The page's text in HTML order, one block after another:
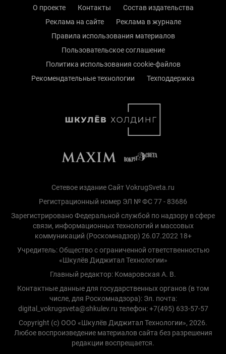
О проекте Контакты
Состав издательства
Реклама на сайте
Реклама в журнале
Правила использования материалов
Пользовательское соглашение
Политика использования cookie-файлов
Рекомендательные технологии
Техподдержка
Сетевое издание Сайт VokrugSveta.ru
Регистрационный номер ЭЛ № ФС 77 - 83686
Зарегистрировано Федеральной службой по надзору в сфере
связи, информационных технологий и массовых
коммуникаций (Роскомнадзор) 26.07.2022 18+
Учредитель: Общество с ограниченной ответственностью
«Шкулёв Диджитал Технологии»
Главный редактор: Комаровская А. В.
Контактные данные для государственных органов (в том
числе, для Роскомнадзора): Эл. почта:
digital_vokrugsveta@shkulev.ru телефон: +7(495) 633-57-57
Copyright (с) ООО «Шкулёв Диджитал Технологии», 2026.
Любое воспроизведение материалов сайта без разрешения
редакции воспрещается.